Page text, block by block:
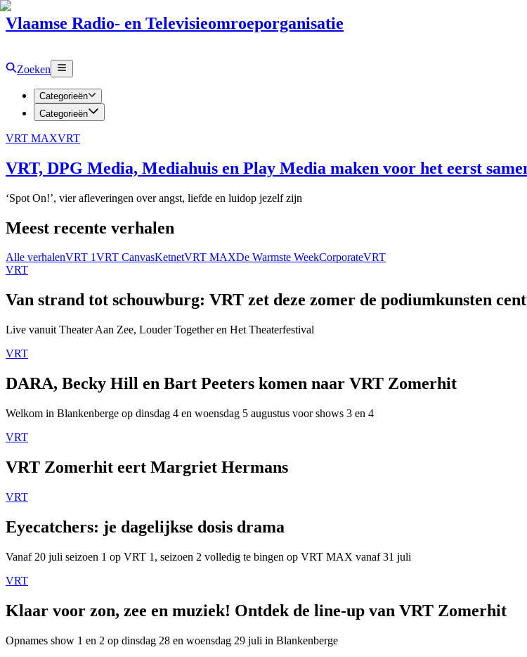
Vlaamse Radio- en Televisieomroeporganisatie
Zoeken
Categorieën
Categorieën
VRT MAXVRT
VRT, DPG Media, Mediahuis en Play Media maken voor het eerst
‘Spot On!’, vier afleveringen over angst, liefde en luidop jezelf zijn
Meest recente verhalen
Alle verhalenVRT 1VRT CanvasKetnetVRT MAXDe Warmste WeekCorporateVRT
VRT
Van strand tot schouwburg: VRT zet deze zomer de podiumkunsten
Live vanuit Theater Aan Zee, Louder Together en Het Theaterfestival
VRT
DARA, Becky Hill en Bart Peeters komen naar VRT Zomerhit
Welkom in Blankenberge op dinsdag 4 en woensdag 5 augustus voor shows 3 en 4
VRT
VRT Zomerhit eert Margriet Hermans
VRT
Eyecatchers: je dagelijkse dosis drama
Vanaf 20 juli seizoen 1 op VRT 1, seizoen 2 volledig te bingen op VRT MAX vanaf 31 juli
VRT
Klaar voor zon, zee en muziek! Ontdek de line-up van VRT Zomerhit
Opnames show 1 en 2 op dinsdag 28 en woensdag 29 juli in Blankenberge